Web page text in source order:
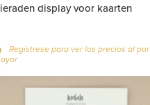
display voor kaarten
Regístrese para ver los precios al por